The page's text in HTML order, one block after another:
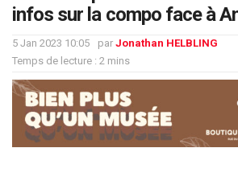
infos sur la compo face à
5 Jan 2023 10:05 par Jonathan HELBLING
Temps de lecture : 2 mins